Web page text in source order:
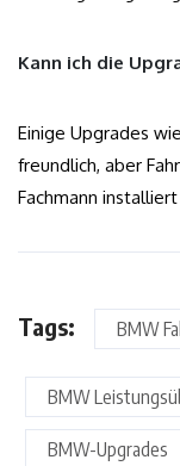
Kann ich die
Einige Upgrades
freundlich, aber
Fachmann
Tags: BMW
BMW
BMW-Upgrades